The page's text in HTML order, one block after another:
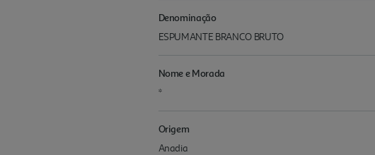
Denominação
ESPUMANTE BRANCO BRUTO
Nome e Morada
*
Origem
Anadia